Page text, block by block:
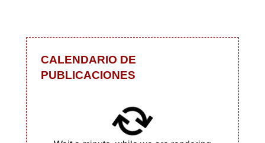
CALENDARIO DE
PUBLICACIONES